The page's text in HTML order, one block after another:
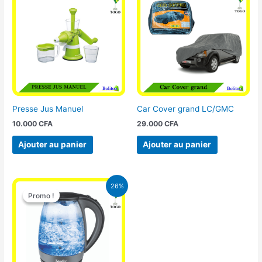
Presse Jus Manuel
10.000CFA
Ajouter au panier
Car Cover grand LC/GMC
29.000 CFA
Ajouter au panier
26%
Promo !
Promo !
Le
prix
initial
16.900 CFA.
Le
prix
actuel
est :
12.500 CFA.